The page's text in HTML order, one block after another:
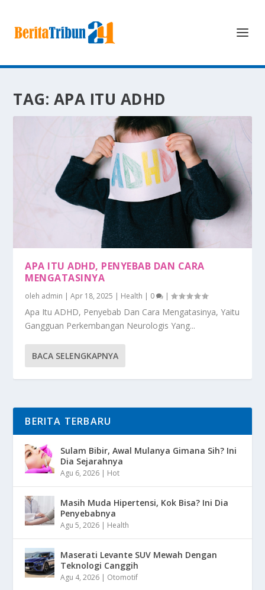
TAG: APA ITU ADHD
APA ITU ADHD, PENYEBAB DAN CARA
MENGATASINYA
oleh admin |Apr 18, 2025 | Health | 0 |
Apa Itu ADHD, Penyebab Dan Cara Mengatasinya, Yaitu
Gangguan Perkembangan Neurologis Yang...
BACA SELENGKAPNYA
BERITA TERBARU
Sulam Bibir, Awal Mulanya Gimana Sih? Ini
Dia Sejarahnya
Agu 6, 2026 | Hot
Masih Muda Hipertensi, Kok Bisa? Ini Dia
Penyebabnya
Agu 5, 2026 | Health
Maserati Levante SUV Mewah Dengan
Teknologi Canggih
Agu 4, 2026 | Otomotif